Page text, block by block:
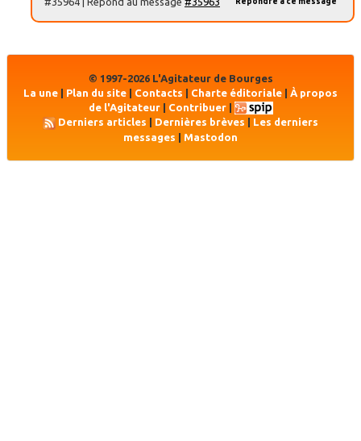
© 1997-2026 L'Agitateur de Bourges
La une | Plan du site | Contacts | Charte éditoriale | À propos
de l'Agitateur| Contribuer|
Derniers articles
Dernières brèves
Les derniers
messages
Mastodon